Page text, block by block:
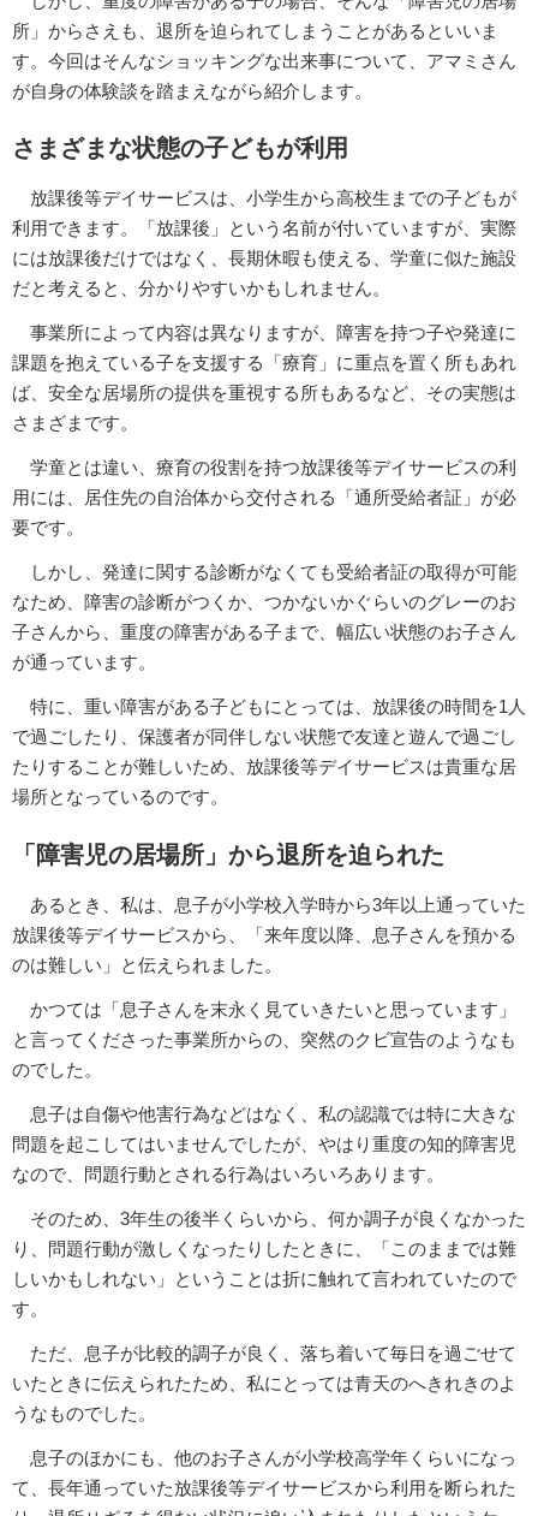
所」からさえも、退所を迫られてしまうことがあるといいま
す。今回はそんなショッキングな出来事について、アマミさん
が自身の体験談を踏まえながら紹介します。
さまざまな状態の子どもが利用
放課後等デイサービスは、小学生から高校生までの子どもが
利用できます。「放課後」という名前が付いていますが、実際
には放課後だけではなく、長期休暇も使える、学童に似た施設
だと考えると、分かりやすいかもしれません。
事業所によって内容は異なりますが、障害を持つ子や発達に
課題を抱えている子を支援する「療育」に重点を置く所もあれ
ば、安全な居場所の提供を重視する所もあるなど、その実態は
さまざまです。
学童とは違い、療育の役割を持つ放課後等デイサービスの利
用には、居住先の自治体から交付される「通所受給者証」が必
要です。
しかし、発達に関する診断がなくても受給者証の取得が可能
なため、障害の診断がつくか、つかないかぐらいのグレーのお
子さんから、重度の障害がある子まで、幅広い状態のお子さん
が通っています。
特に、重い障害がある子どもにとっては、放課後の時間を1人
で過ごしたり、保護者が同伴しない状態で友達と遊んで過ごし
たりすることが難しいため、放課後等デイサービスは貴重な居
場所となっているのです。
「障害児の居場所」から退所を迫られた
あるとき、私は、息子が小学校入学時から3年以上通っていた
放課後等デイサービスから、「来年度以降、息子さんを預かる
のは難しい」と伝えられました。
かつては「息子さんを末永く見ていきたいと思っています」
と言ってくださった事業所からの、突然のクビ宣告のようなも
のでした。
息子は自傷や他害行為などはなく、私の認識では特に大きな
問題を起こしてはいませんでしたが、やはり重度の知的障害児
なので、問題行動とされる行為はいろいろあります。
そのため、3年生の後半くらいから、何か調子が良くなかった
り、問題行動が激しくなったりしたときに、「このままでは難
しいかもしれない」ということは折に触れて言われていたので
す。
ただ、息子が比較的調子が良く、落ち着いて毎日を過ごせて
いたときに伝えられたため、私にとっては青天のへきれきのよ
うなものでした。
息子のほかにも、他のお子さんが小学校高学年くらいになっ
て、長年通っていた放課後等デイサービスから利用を断られた